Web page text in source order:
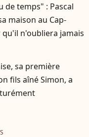
de temps" : Pascal
maison au Cap-
n'oubliera jamais
sa première
fils aîné Simon, a